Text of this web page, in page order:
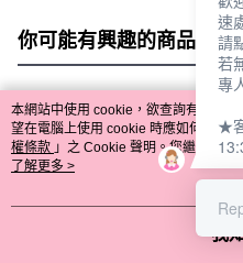
你可能有興趣的商品 全
熱門標籤
本網站中使用 cookie，欲查詢有關本網
望在電腦上使用 cookie 時應如何變更
權條款 」之 Cookie 聲明。您繼續使用
用條款之 Cookie 聲明使用 cookie。
了解更多 >
我
速
請
若
專
★